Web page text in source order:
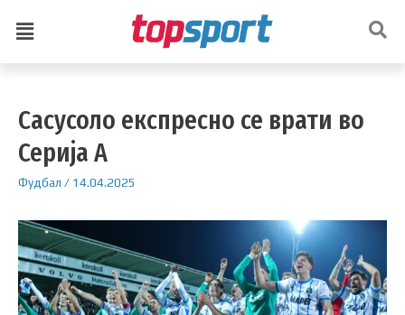
Сасусоло експресно се врати во
Серија А
Фудбал / 14.04.2025